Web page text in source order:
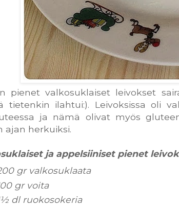
pienet valkosuklaiset leivokset
tietenkin ilahtui:). Leivoksissa oli
ja nämä olivat myös
ajan herkuiksi.
ja appelsiiniset pienet
gr valkosuklaata
gr voita
dl ruokosokeria